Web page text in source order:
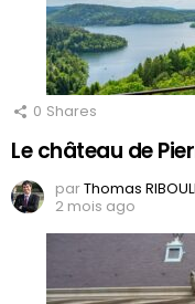
0 Shares
Le château de
parThomas
2 mois ago